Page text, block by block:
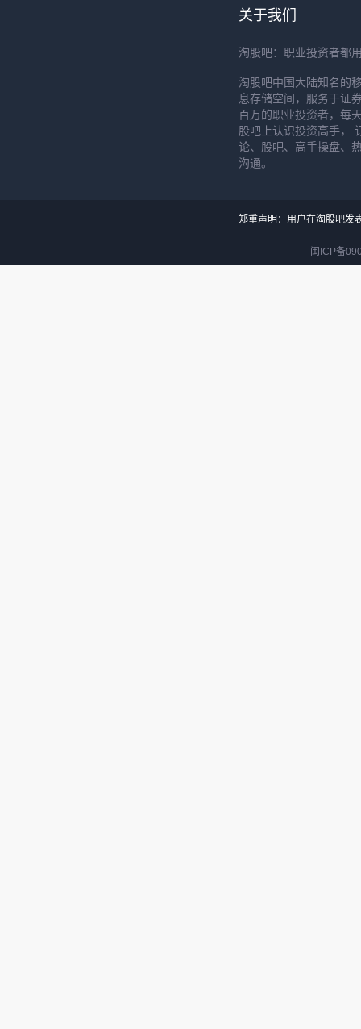
关于我们
淘股吧：职业投资者都
淘股吧中国大陆知名的
息存储空间，服务于证
百万的职业投资者，每
股吧上认识投资高手，
论、股吧、高手操盘、
沟通。
郑重声明：用户在淘股吧发
闽ICP备